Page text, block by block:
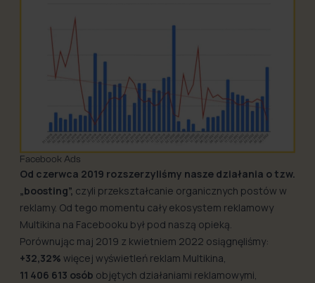
Facebook Ads
Od czerwca 2019 rozszerzyliśmy nasze działania o tzw.
„boosting”, czyli przekształcanie organicznych postów w
reklamy. Od tego momentu cały ekosystem reklamowy
Multikina na Facebooku był pod naszą opieką.
Porównując maj 2019 z kwietniem 2022 osiągnęliśmy:
+32,32% więcej wyświetleń reklam Multikina,
11 406 613 osób objętych działaniami reklamowymi,